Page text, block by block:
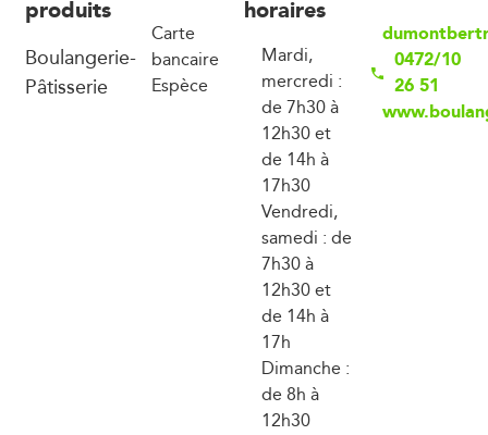
produits
Boulangerie-
Pâtisserie
Carte
bancaire
Espèce
horaires
Mardi,
mercredi :
de 7h30 à
12h30 et
de 14h à
17h30
Vendredi,
samedi : de
7h30 à
12h30 et
de 14h à
17h
Dimanche :
de 8h à
12h30
0472/10
26 51